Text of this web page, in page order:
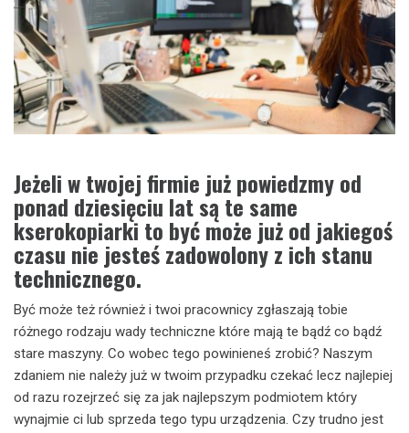
Jeżeli w twojej firmie już powiedzmy od
ponad dziesięciu lat są te same
kserokopiarki to być może już od jakiegoś
czasu nie jesteś zadowolony z ich stanu
technicznego.
Być może też również i twoi pracownicy zgłaszają tobie
różnego rodzaju wady techniczne które mają te bądź co bądź
stare maszyny. Co wobec tego powinieneś zrobić? Naszym
zdaniem nie należy już w twoim przypadku czekać lecz najlepiej
od razu rozejrzeć się za jak najlepszym podmiotem który
wynajmie ci lub sprzeda tego typu urządzenia. Czy trudno jest